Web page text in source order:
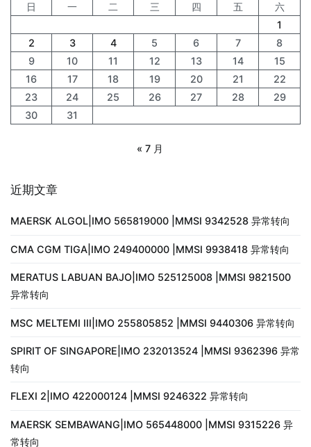
日
一 二 三 四 五
六
1
2
3 4 5 6 7
8
9
10 11 12 13 14
15
16
17 18 19 20 21
22
23
24 25 26 27 28
29
30
31
« 7 月
近期文章
MAERSK ALGOL|IMO 565819000 |MMSI 9342528 异常转向
CMA CGM TIGA|IMO 249400000 |MMSI 9938418 异常转向
MERATUS LABUAN BAJO|IMO 525125008 |MMSI 9821500
异常转向
MSC MELTEMI III|IMO 255805852 |MMSI 9440306 异常转向
SPIRIT OF SINGAPORE|IMO 232013524 |MMSI 9362396 异常
转向
FLEXI 2|IMO 422000124 |MMSI 9246322 异常转向
MAERSK SEMBAWANG|IMO 565448000 |MMSI 9315226 异
常转向